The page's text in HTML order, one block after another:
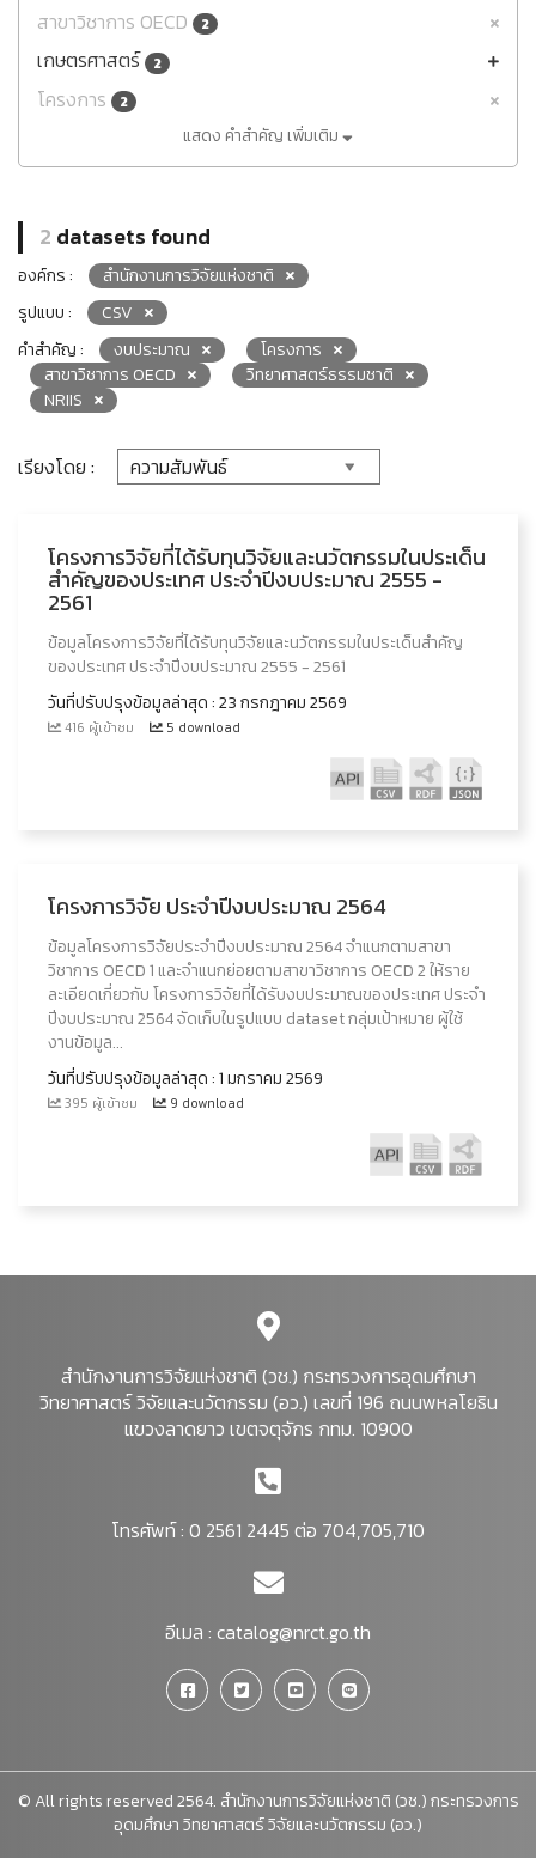
สาขาวิชาการ OECD 2
เกษตรศาสตร์ 2
โครงการ 2
แสดง คำสำคัญ เพิ่มเติม
2 datasets found
องค์กร :
สำนักงานการวิจัยแห่งชาติ
รูปแบบ :
CSV
คำสำคัญ :
งบประมาณ
โครงการ
สาขาวิชาการ OECD
วิทยาศาสตร์ธรรมชาติ
NRIIS
เรียงโดย :
โครงการวิจัยที่ได้รับทุนวิจัยและนวัตกรรมในประเด็น
สำคัญของประเทศ ประจำปีงบประมาณ 2555 -
2561
ข้อมูลโครงการวิจัยที่ได้รับทุนวิจัยและนวัตกรรมในประเด็นสำคัญ
ของประเทศ ประจำปีงบประมาณ 2555 - 2561
วันที่ปรับปรุงข้อมูลล่าสุด : 23 กรกฎาคม 2569
416 ผู้เข้าชม 5 download
โครงการวิจัย ประจำปีงบประมาณ 2564
ข้อมูลโครงการวิจัยประจำปีงบประมาณ 2564 จำแนกตามสาขา
วิชาการ OECD 1 และจำแนกย่อยตามสาขาวิชาการ OECD 2 ให้ราย
ละเอียดเกี่ยวกับ โครงการวิจัยที่ได้รับงบประมาณของประเทศ ประจำ
ปีงบประมาณ 2564 จัดเก็บในรูปแบบ dataset กลุ่มเป้าหมาย ผู้ใช้
งานข้อมูล...
วันที่ปรับปรุงข้อมูลล่าสุด : 1 มกราคม 2569
395 ผู้เข้าชม 9 download
สำนักงานการวิจัยแห่งชาติ (วช.) กระทรวงการอุดมศึกษา
วิทยาศาสตร์ วิจัยและนวัตกรรม (อว.) เลขที่ 196 ถนนพหลโยธิน
แขวงลาดยาว เขตจตุจักร กทม. 10900
โทรศัพท์ : 0 2561 2445 ต่อ 704,705,710
อีเมล : catalog@nrct.go.th
© All rights reserved 2564. สำนักงานการวิจัยแห่งชาติ (วช.) กระทรวงการ
อุดมศึกษา วิทยาศาสตร์ วิจัยและนวัตกรรม (อว.)